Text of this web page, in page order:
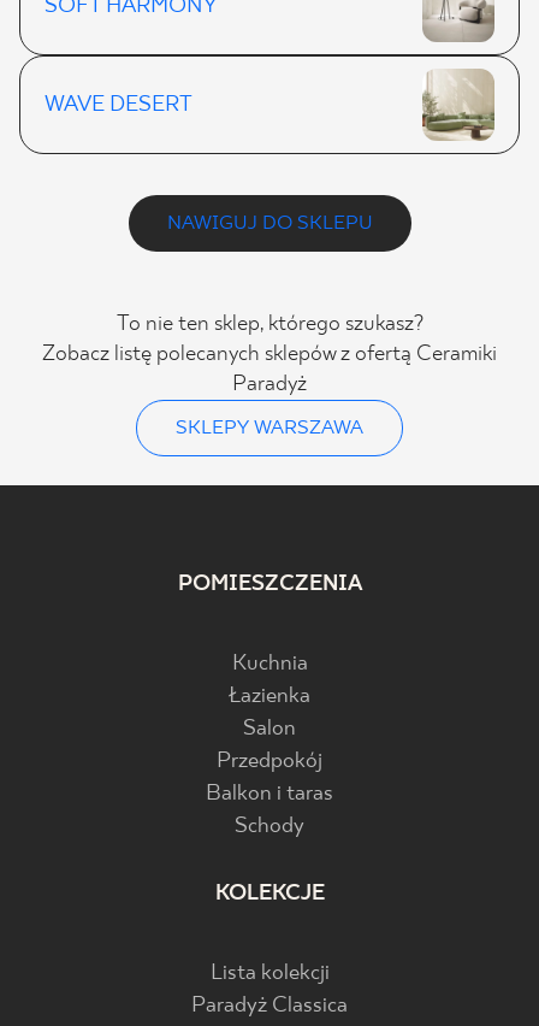
SOFT HARMONY
WAVE DESERT
NAWIGUJ DO SKLEPU
To nie ten sklep, którego szukasz?
Zobacz listę polecanych sklepów z ofertą Ceramiki
Paradyż
SKLEPY WARSZAWA
POMIESZCZENIA
Kuchnia
Łazienka
Salon
Przedpokój
Balkon i taras
Schody
KOLEKCJE
Lista kolekcji
Paradyż Classica